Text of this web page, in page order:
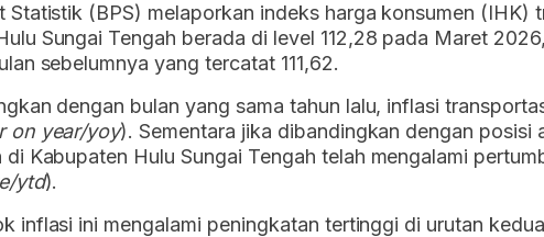
Statistik (BPS) melaporkan indeks harga konsumen (IHK)
Sungai Tengah berada di level 112,28 pada Maret
sebelumnya yang tercatat 111,62.
dengan bulan yang sama tahun lalu, inflasi
on year/yoy). Sementara jika dibandingkan dengan posisi
di Kabupaten Hulu Sungai Tengah telah mengalami
ytd).
inflasi ini mengalami peningkatan tertinggi di urutan